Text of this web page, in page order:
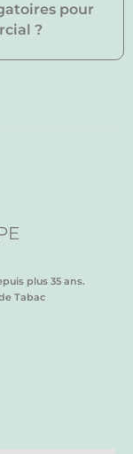
pour
?
plus 35 ans.
Tabac